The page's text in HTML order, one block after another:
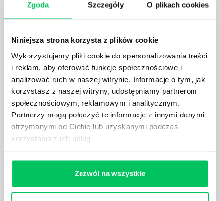
Zgoda Szczegóły O plikach cookies
Niniejsza strona korzysta z plików cookie
Wykorzystujemy pliki cookie do spersonalizowania treści
i reklam, aby oferować funkcje społecznościowe i
analizować ruch w naszej witrynie. Informacje o tym, jak
korzystasz z naszej witryny, udostępniamy partnerom
społecznościowym, reklamowym i analitycznym.
Partnerzy mogą połączyć te informacje z innymi danymi
otrzymanymi od Ciebie lub uzyskanymi podczas
korzystania z ich usług.
Zezwól na wszystkie
Prawo wodne to dość skomplikowane prawo w
polega? Kogo w zasadzie obowiązuje? Jak wygląda
egzekwowanie prawa wodnego? Na te pytania
odpowiemy pokrótce poniżej.
WYMAGANIAMI NORM JAKOŚCI WYROBÓW
MEDYCZNYCH?
W związku z ogromnym rozwojem dzisiejszego
społeczeństwa wprowadzane jest coraz więcej reguł,